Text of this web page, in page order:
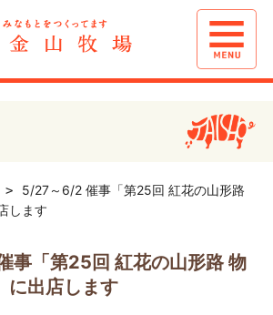
5/27～6/2 催事「第25回 紅花の山形路
します
事「第25回 紅花の山形路 物
に出店します